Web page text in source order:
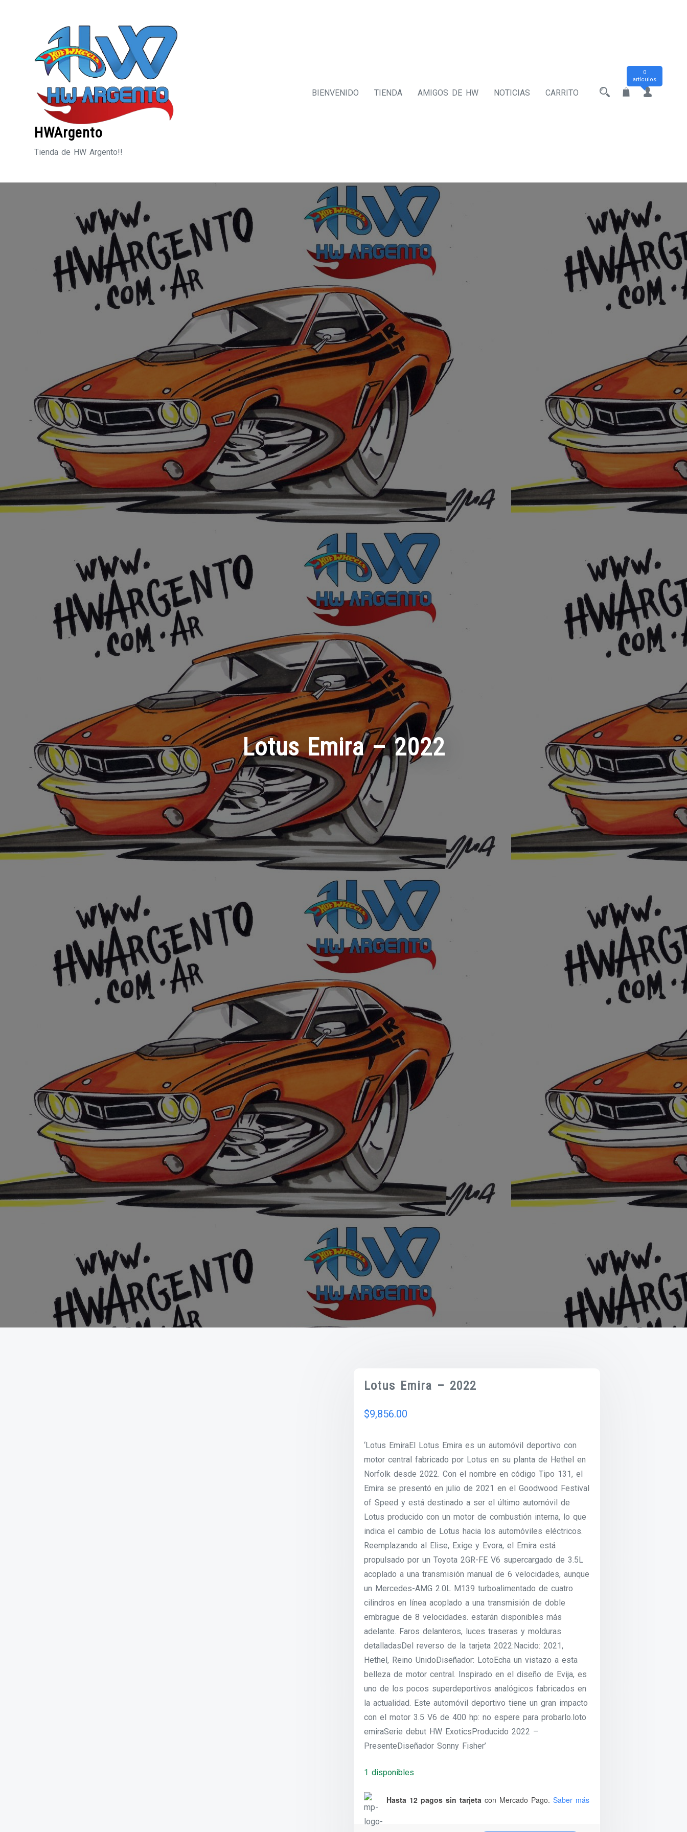
HWArgento
Tienda de HW Argento!!
BIENVENIDO TIENDA AMIGOS DE HW NOTICIAS CARRITO
0
artículos
Lotus Emira – 2022
Lotus Emira – 2022
$9,856.00
‘Lotus EmiraEl Lotus Emira es un automóvil deportivo con
motor central fabricado por Lotus en su planta de Hethel en
Norfolk desde 2022. Con el nombre en código Tipo 131, el
Emira se presentó en julio de 2021 en el Goodwood Festival
of Speed y está destinado a ser el último automóvil de
Lotus producido con un motor de combustión interna, lo que
indica el cambio de Lotus hacia los automóviles eléctricos.
Reemplazando al Elise, Exige y Evora, el Emira está
propulsado por un Toyota 2GR-FE V6 supercargado de 3.5L
acoplado a una transmisión manual de 6 velocidades, aunque
un Mercedes-AMG 2.0L M139 turboalimentado de cuatro
cilindros en línea acoplado a una transmisión de doble
embrague de 8 velocidades. estarán disponibles más
adelante. Faros delanteros, luces traseras y molduras
detalladasDel reverso de la tarjeta 2022:Nacido: 2021,
Hethel, Reino UnidoDiseñador: LotoEcha un vistazo a esta
belleza de motor central. Inspirado en el diseño de Evija, es
uno de los pocos superdeportivos analógicos fabricados en
la actualidad. Este automóvil deportivo tiene un gran impacto
con el motor 3.5 V6 de 400 hp: no espere para probarlo.loto
emiraSerie debut HW ExoticsProducido 2022 –
PresenteDiseñador Sonny Fisher’
1 disponibles
Hasta 12 pagos sin tarjeta con Mercado Pago. Saber más